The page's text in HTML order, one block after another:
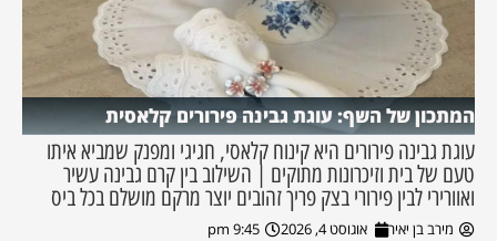
המתכון של השף: עוגת גבינה פירורים קלאסית
עוגת גבינה פירורים היא קינוח קלאסי, חגיגי ומפנק שמביא איתו
טעם של בית וזיכרונות מתוקים | השילוב בין קרם גבינה עשיר
ואוורירי לבין פירורי בצק פריך זהובים יוצר מרקם מושלם בכל ביס
מירב בן יאיר אוגוסט 4, 2026 9:45 pm